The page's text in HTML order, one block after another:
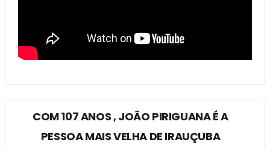
COM 107 ANOS , JOÃO PIRIGUANA É A
PESSOA MAIS VELHA DE IRAUÇUBA